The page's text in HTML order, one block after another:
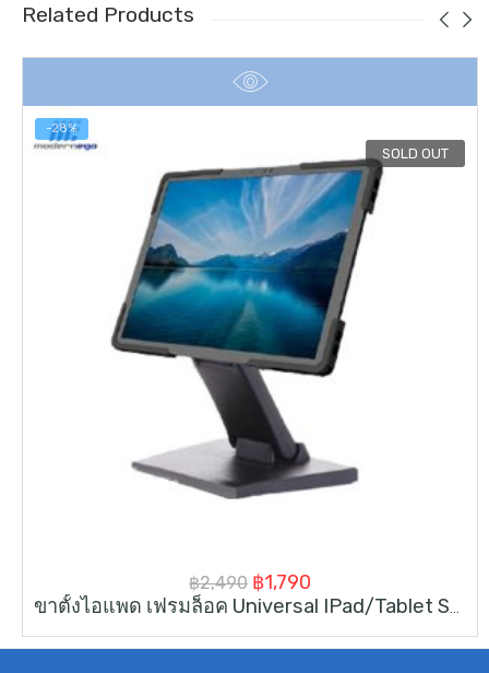
Related Products
SOLD OUT
-28%
฿2,490 Original
price
was:
฿1,790
price
is: